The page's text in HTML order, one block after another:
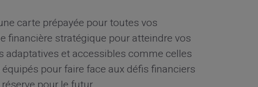
carte prépayée pour toutes vos
financière stratégique pour atteindre vos
adaptatives et accessibles comme celles
pour faire face aux défis financiers